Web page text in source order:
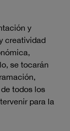
y
creatividad
se tocarán
todos los
para la